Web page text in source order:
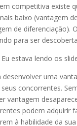
competitiva existe
baixo (vantagem
de diferenciação).
para ser
Eu estava lendo os
desenvolver uma
concorrentes.
vantagem
podem adquirir
à habilidade da